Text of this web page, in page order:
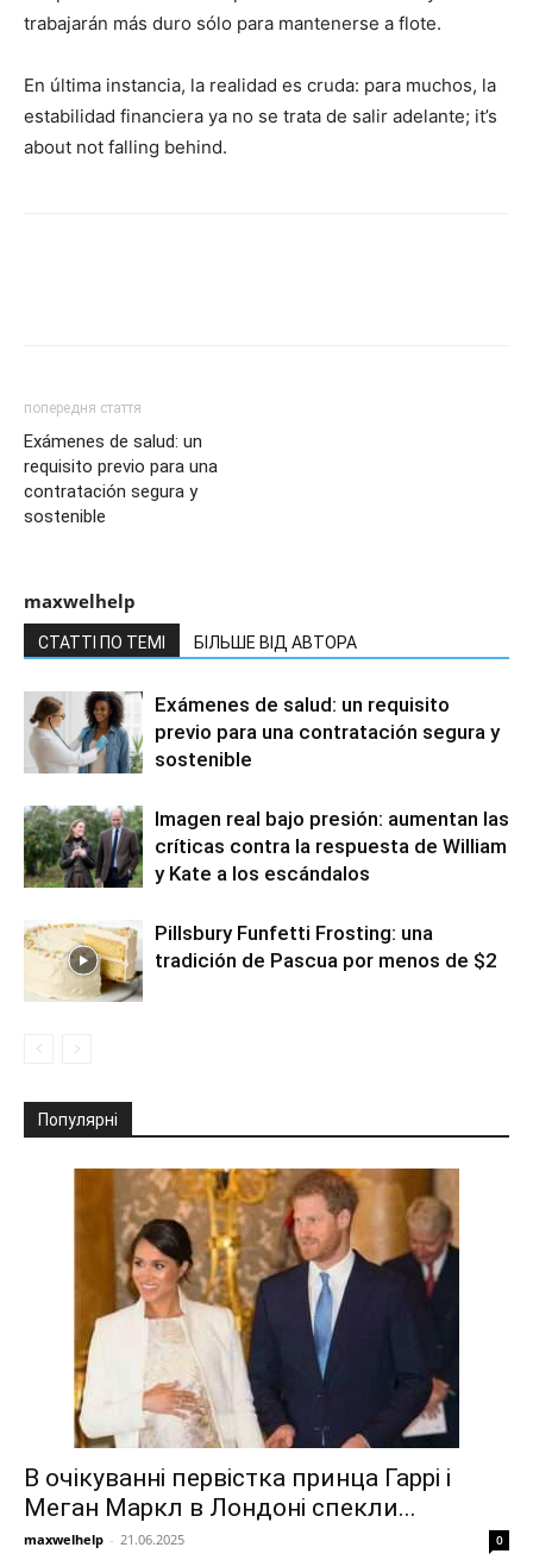
trabajarán más duro sólo para mantenerse a flote.
En última instancia, la realidad es cruda: para muchos, la
estabilidad financiera ya no se trata de salir adelante; it’s
about not falling behind.
попередня стаття
Exámenes de salud: un
requisito previo para una
contratación segura y
sostenible
maxwelhelp
СТАТТІ ПО ТЕМІ БІЛЬШЕ ВІД АВТОРА
Exámenes de salud: un requisito
previo para una contratación segura y
sostenible
Imagen real bajo presión: aumentan las
críticas contra la respuesta de William
y Kate a los escándalos
Pillsbury Funfetti Frosting: una
tradición de Pascua por menos de $2
Популярні
В очікуванні первістка принца Гаррі і
Меган Маркл в Лондоні спекли...
maxwelhelp - 21.06.2025 0